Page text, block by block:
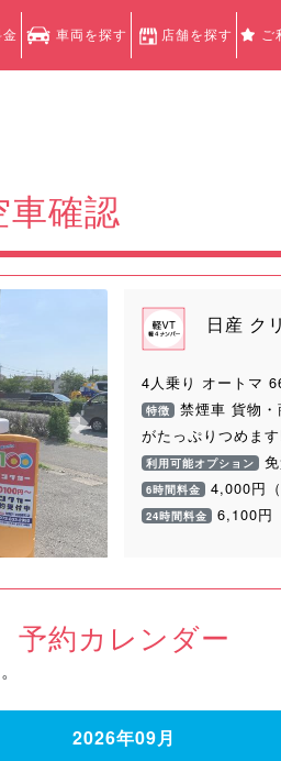
車両を探す 店舗を探す ご
確認
Next
日産 ク
4人乗り オートマ
特徴 禁煙車 貨物・
がたっぷりつめま
利用可能オプション 免
6時間料金 4,000円（
24時間料金 6,100円
予約カレンダー
2026年09月